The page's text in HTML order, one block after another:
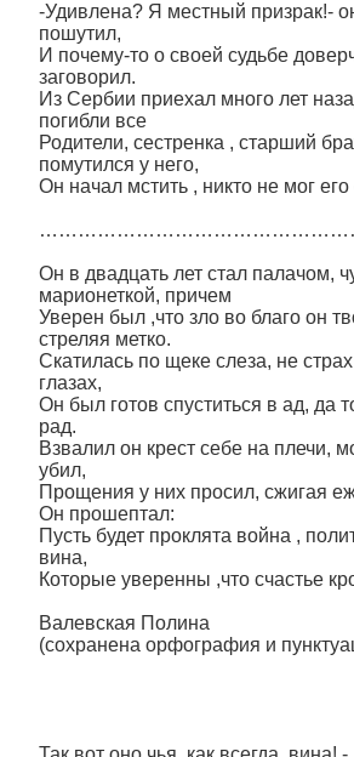
-Удивлена? Я местный призрак!-
пошутил,
И почему-то о своей судьбе
заговорил.
Из Сербии приехал много лет
погибли все
Родители, сестренка , старший
помутился у него,
Он начал мстить , никто не мог его
Он в двадцать лет стал палачом,
марионеткой, причем
Уверен был ,что зло во благо он
стреляя метко.
Скатилась по щеке слеза, не
глазах,
Он был готов спуститься в ад, да
рад.
Взвалил он крест себе на плечи,
убил,
Прощения у них просил, сжигая
Он прошептал:
Пусть будет проклята война ,
вина,
Которые уверенны ,что счастье
Валевская Полина
(сохранена орфография и